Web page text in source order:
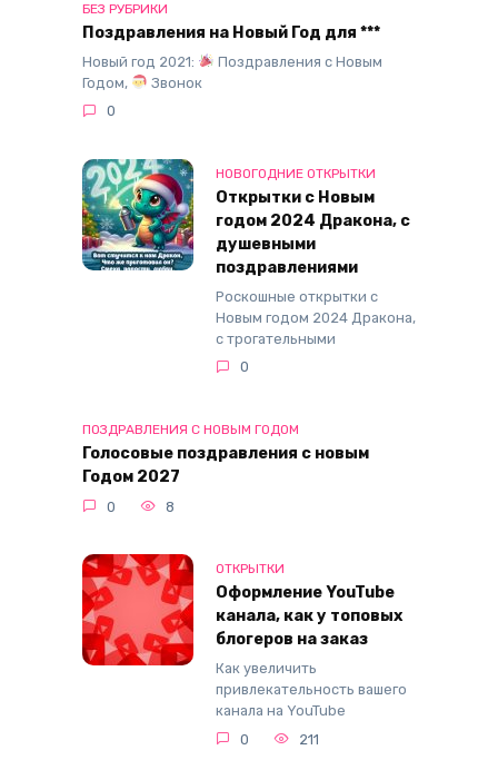
БЕЗ РУБРИКИ
Поздравления на Новый Год для ***
Новый год 2021:
Поздравления с Новым
Годом,
Звонок
0
НОВОГОДНИЕ ОТКРЫТКИ
Открытки с Новым
годом 2024 Дракона, с
душевными
поздравлениями
Роскошные открытки с
Новым годом 2024 Дракона,
с трогательными
0
ПОЗДРАВЛЕНИЯ С НОВЫМ ГОДОМ
Голосовые поздравления с новым
Годом 2027
0 8
ОТКРЫТКИ
Оформление YouTube
канала, как у топовых
блогеров на заказ
Как увеличить
привлекательность вашего
канала на YouTube
0
211